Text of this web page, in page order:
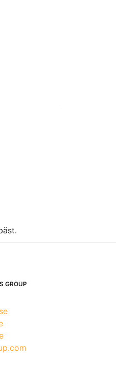
GROUP